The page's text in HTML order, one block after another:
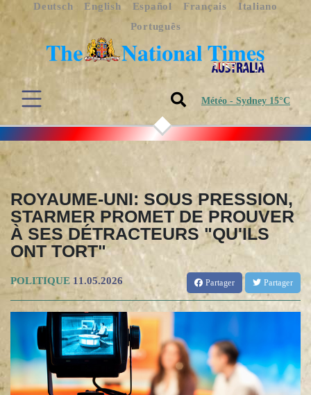
Deutsch English Español Français
Italiano
Português
Météo - Sydney 15°C
ROYAUME-UNI: SOUS PRESSION,
STARMER PROMET DE PROUVER
À SES DÉTRACTEURS "QU'ILS
ONT TORT"
POLITIQUE 11.05.2026 Partager Partager